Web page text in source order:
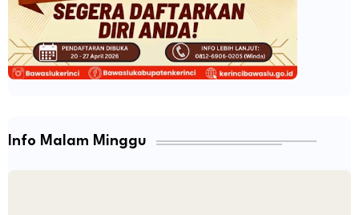
Info Malam Minggu